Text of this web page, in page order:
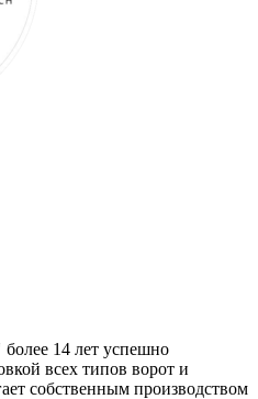
более 14 лет успешно
всех типов ворот и
собственным производством